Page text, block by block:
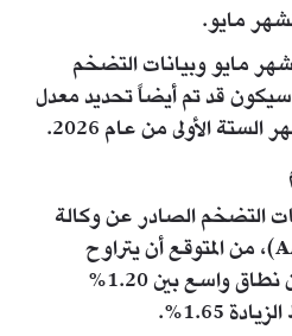
مايو.
مايو وبيانات التضخم
قد تم أيضاً تحديد معدل
الأولى من عام 2026.
التضخم الصادر عن وكالة
الأناضول المالية (AA Finans)، من المتوقع أن يتراوح
التضخم في شهر مايو ضمن نطاق واسع بين 1.20%